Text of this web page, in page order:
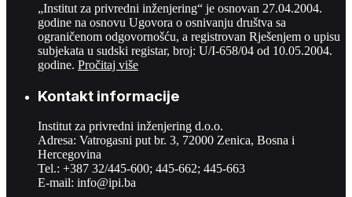
„Institut za privredni inženjering“ je osnovan 27.04.2004.
godine na osnovu Ugovora o osnivanju društva sa
ograničenom odgovornošću, a registrovan Rješenjem o upisu
subjekata u sudski registar, broj: U/I-658/04 od 10.05.2004.
godine. Pročitaj više
Kontakt informacije
Institut za privredni inženjering d.o.o.
Adresa: Vatrogasni put br. 3, 72000 Zenica, Bosna i
Hercegovina
Tel.: +387 32/445-600; 445-662; 445-663
E-mail: info@ipi.ba